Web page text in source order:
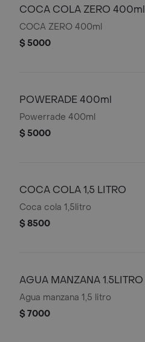
COCA COLA ZERO 400ml
COCA ZERO 400ml
$ 5000
POWERADE 400ml
Powerrade 400ml
$ 5000
COCA COLA 1,5 LITRO
Coca cola 1,5litro
$ 8500
AGUA MANZANA 1.5LITRO
Agua manzana 1,5 litro
$ 7000